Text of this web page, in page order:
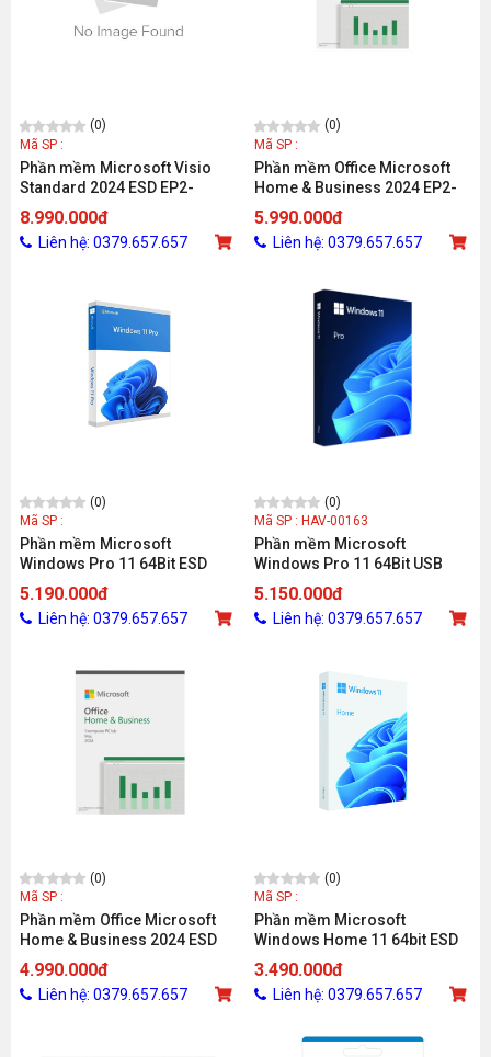
(0)
Mã SP :
Phần mềm Microsoft Visio
Standard 2024 ESD EP2-
07167 (1 thiết bị/ Vĩnh viễn)
8.990.000đ
Liên hệ: 0379.657.657
(0)
Mã SP :
Phần mềm Office Microsoft
Home & Business 2024 EP2-
06630 (1 thiết bị/ Vĩnh viễn)
5.990.000đ
Liên hệ: 0379.657.657
(0)
Mã SP :
Phần mềm Microsoft
Windows Pro 11 64Bit ESD
FQC-10572
5.190.000đ
Liên hệ: 0379.657.657
(0)
Mã SP : HAV-00163
Phần mềm Microsoft
Windows Pro 11 64Bit USB
FPP/HAV-00163
5.150.000đ
Liên hệ: 0379.657.657
(0)
Mã SP :
Phần mềm Office Microsoft
Home & Business 2024 ESD
EP2-06604 (1 thiết bị/ Vĩnh
viễn)
4.990.000đ
Liên hệ: 0379.657.657
(0)
Mã SP :
Phần mềm Microsoft
Windows Home 11 64bit ESD
KW9-00664
3.490.000đ
Liên hệ: 0379.657.657